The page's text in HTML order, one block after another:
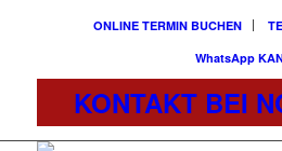
ONLINE TERMIN BUCHEN
WhatsApp
KONTAKT BEI